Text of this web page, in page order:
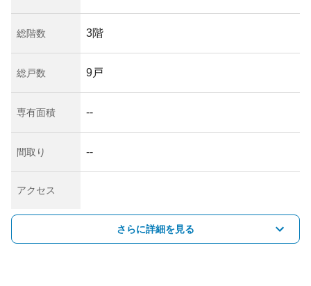
総階数 3階
総戸数 9戸
専有面積 --
間取り --
アクセス
さらに詳細を見る